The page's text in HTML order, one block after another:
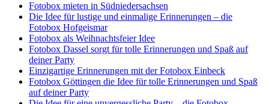
Fotobox mieten in Südniedersachsen
Die Idee für lustige und einmalige Erinnerungen – die
Fotobox Hofgeismar
Fotobox als Weihnachtsfeier Idee
Fotobox Dassel sorgt für tolle Erinnerungen und Spaß auf
deiner Party
Einzigartige Erinnerungen mit der Fotobox Einbeck
Fotobox Göttingen die Idee für tolle Erinnerungen und Spaß
auf deiner Party